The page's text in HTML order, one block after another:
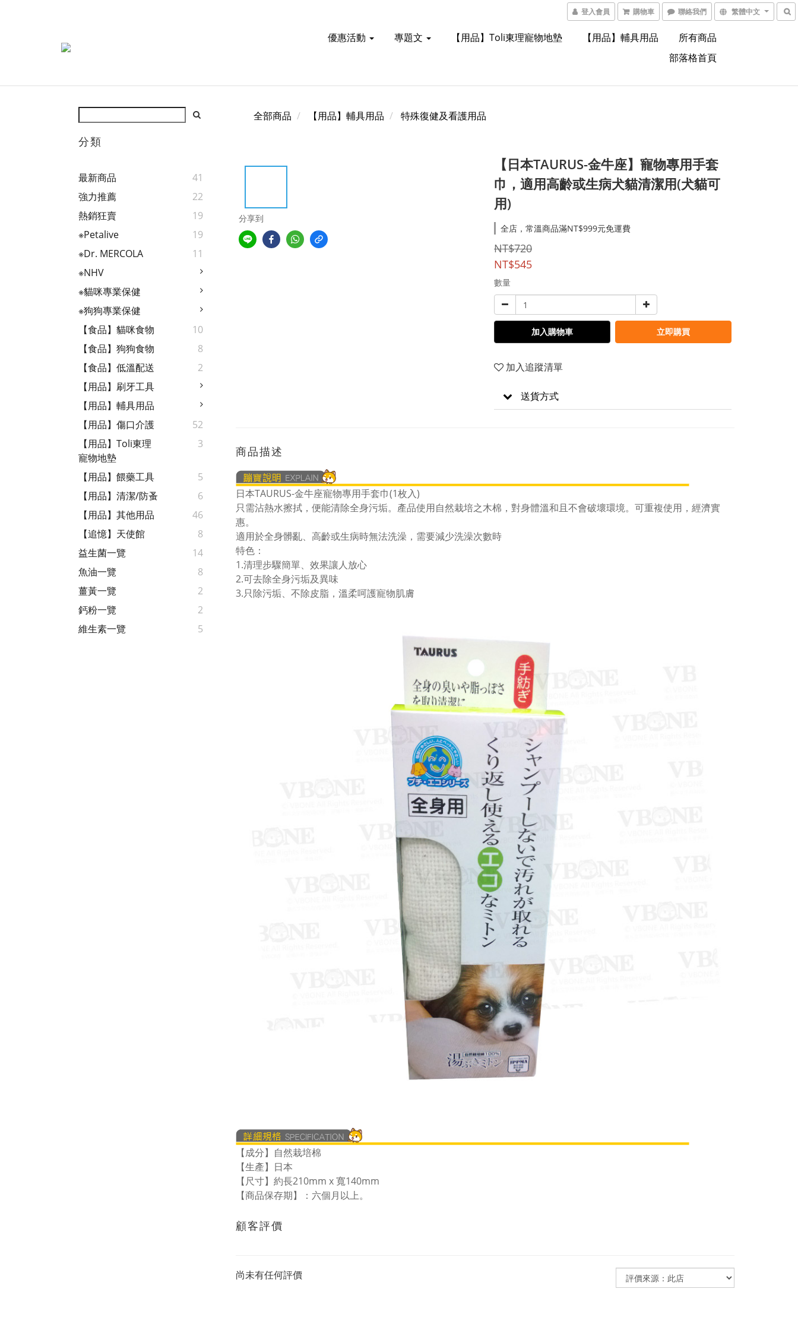
登入會員 購物車 聯絡我們 繁體中文
優惠活動 專題文 【用品】Toli東理寵物地墊 【用品】輔具用品
所有商品
部落格首頁
分類
最新商品
41
強力推薦
22
熱銷狂賣
19
※Petalive
19
※Dr. MERCOLA
11
※NHV
※貓咪專業保健
※狗狗專業保健
【食品】貓咪食物
10
【食品】狗狗食物
8
【食品】低溫配送
2
【用品】刷牙工具
【用品】輔具用品
【用品】傷口介護
52
【用品】Toli東理
寵物地墊
3
【用品】餵藥工具
5
【用品】清潔/防蚤
6
【用品】其他用品
46
【追憶】天使館
8
益生菌一覽
14
魚油一覽
8
薑黃一覽
2
鈣粉一覽
2
維生素一覽
5
全部商品 【用品】輔具用品 特殊復健及看護用品
分享到
【日本TAURUS-金牛座】寵物專用手套
巾，適用高齡或生病犬貓清潔用(犬貓可
用)
全店，常溫商品滿NT$999元免運費
NT$720
NT$545
數量
加入購物車 立即購買
加入追蹤清單
送貨方式
商品描述
日本TAURUS-金牛座寵物專用手套巾(1枚入)
只需沾熱水擦拭，便能清除全身污垢。產品使用自然栽培之木棉，對身體溫和且不會破壞環境。可重複使用，經濟實
惠。
適用於全身髒亂、高齡或生病時無法洗澡，需要減少洗澡次數時
特色：
1.清理步驟簡單、效果讓人放心
2.可去除全身污垢及異味
3.只除污垢、不除皮脂，溫柔呵護寵物肌膚
【成分】自然栽培棉
【生產】日本
【尺寸】約長210mm x 寬140mm
【商品保存期】：六個月以上。
顧客評價
尚未有任何評價